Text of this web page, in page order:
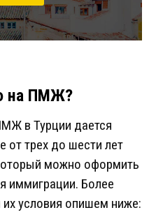
на ПМЖ?
в Турции дается
от трех до шести лет
можно оформить
иммиграции. Более
условия опишем ниже: